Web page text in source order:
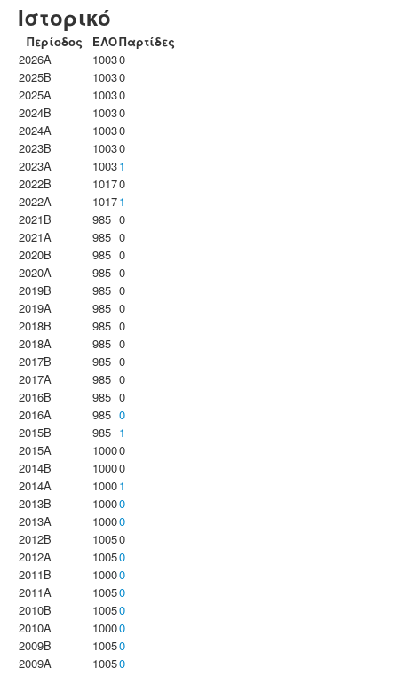
Ιστορικό
Περίοδος ΕΛΟΠαρτίδες
2026A
10030
2025B
10030
2025A
10030
2024B
10030
2024A
10030
2023B
10030
2023Α
10031
2022B
10170
2022A
10171
2021B
985 0
2021A
985 0
2020B
985 0
2020A
985 0
2019B
985 0
2019A
985 0
2018B
985 0
2018A
985 0
2017B
985 0
2017A
985 0
2016B
985 0
2016A
985 0
2015B
985 1
2015A
10000
2014B
10000
2014A
10001
2013B
10000
2013A
10000
2012B
10050
2012A
10050
2011B
10000
2011A
10050
2010B
10050
2010A
10000
2009B
10050
2009A
10050